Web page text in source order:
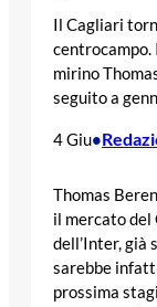
Il Cagliari
centrocampo.
mirino
seguito a
4 Giu•
Thomas
il mercato del
dell’Inter, già
sarebbe
prossima